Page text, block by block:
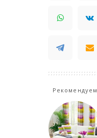
Рекомендуем